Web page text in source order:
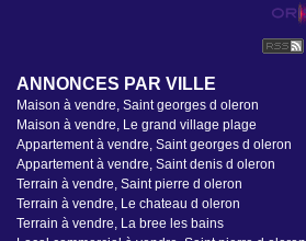
ANNONCES PAR VILLE
Maison à vendre, Saint georges d oleron
Maison à vendre, Le grand village plage
Appartement à vendre, Saint georges d oleron
Appartement à vendre, Saint denis d oleron
Terrain à vendre, Saint pierre d oleron
Terrain à vendre, Le chateau d oleron
Terrain à vendre, La bree les bains